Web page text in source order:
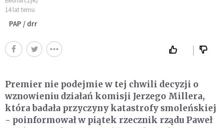
14 lat temu
PAP / drr
Premier nie podejmie w tej chwili decyzji o
wznowieniu działań komisji Jerzego Millera,
która badała przyczyny katastrofy smoleńskiej
- poinformował w piątek rzecznik rządu Paweł